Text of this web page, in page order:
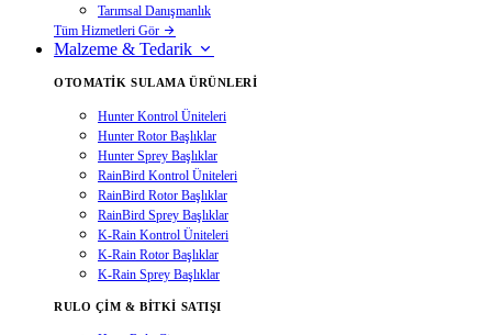
Tarımsal Danışmanlık
Tüm Hizmetleri Gör
Malzeme & Tedarik
OTOMATIK SULAMA ÜRÜNLERI
Hunter Kontrol Üniteleri
Hunter Rotor Başlıklar
Hunter Sprey Başlıklar
RainBird Kontrol Üniteleri
RainBird Rotor Başlıklar
RainBird Sprey Başlıklar
K-Rain Kontrol Üniteleri
K-Rain Rotor Başlıklar
K-Rain Sprey Başlıklar
RULO ÇIM & BITKI SATIŞI